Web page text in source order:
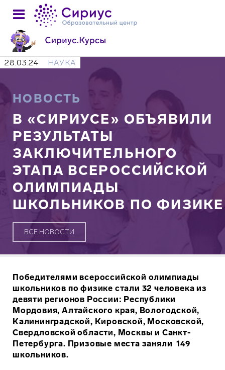
28.03.24 НАУКА
НОВОСТЬ
В «СИРИУСЕ» ОБЪЯВИЛИ
РЕЗУЛЬТАТЫ
ЗАКЛЮЧИТЕЛЬНОГО
ЭТАПА ВСЕРОССИЙСКОЙ
ОЛИМПИАДЫ
ШКОЛЬНИКОВ ПО ФИЗИКЕ
ВСЕ НОВОСТИ
Победителями всероссийской олимпиады
школьников по физике стали 32 человека из
девяти регионов России: Республики
Мордовия, Алтайского края, Вологодской,
Калининградской, Кировской, Московской,
Свердловской области, Москвы и Санкт-
Петербурга. Призовые места заняли 149
школьников.